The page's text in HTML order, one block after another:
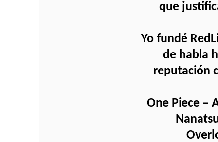
que
Yo fundé
de habla
reputación
One Piece –